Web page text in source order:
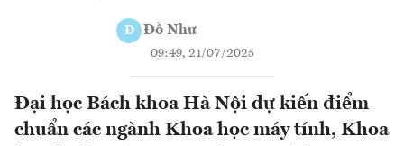
Đ Đỗ Như
09:49, 21/07/2025
Đại học Bách khoa Hà Nội dự kiến điểm
chuẩn các ngành Khoa học máy tính, Khoa